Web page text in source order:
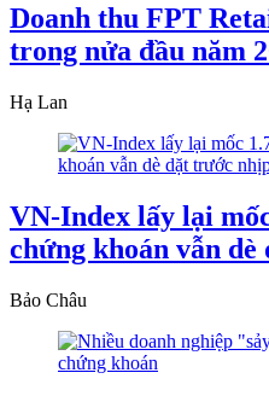
Doanh thu FPT
trong nửa đầu năm
Hạ Lan
VN-Index lấy lại
chứng khoán vẫn
Bảo Châu